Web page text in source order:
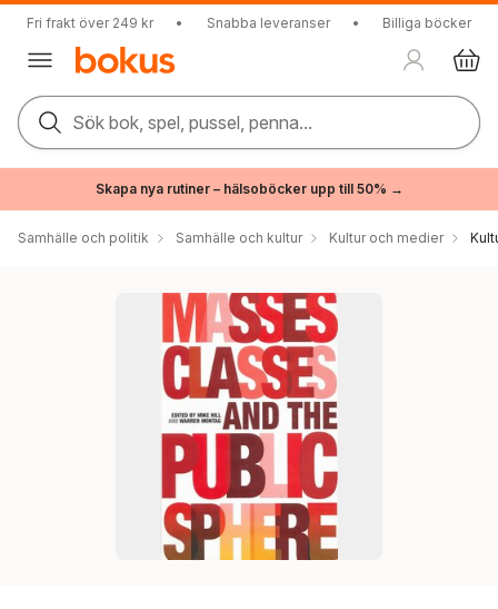
Fri frakt över 249 kr • Snabba leveranser • Billiga böcker
Sök bok, spel, pussel, penna...
Skapa nya rutiner – hälsoböcker upp till 50% →
Samhälle och politik Samhälle och kultur Kultur och medier